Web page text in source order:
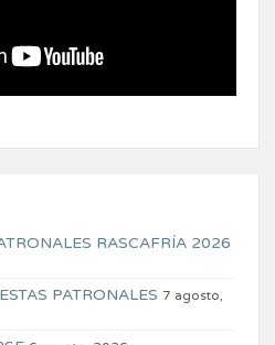
RASCAFRÍA 2026
PATRONALES 7 agosto,